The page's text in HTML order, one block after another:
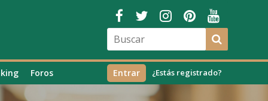
Foros ¿Estás registrado?
Entrar